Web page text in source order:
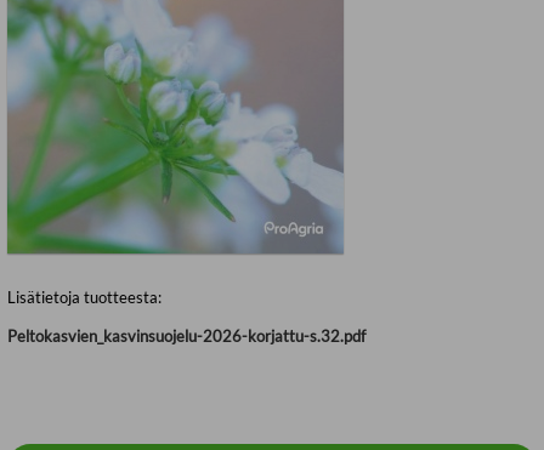
Lisätietoja tuotteesta:
Peltokasvien_kasvinsuojelu-2026-korjattu-s.32.pdf